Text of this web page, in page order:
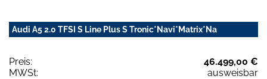
Audi A5 2.0 TFSI S Line Plus S Tronic*Navi*Matrix*Na
Preis:
46.499,00 €
MWSt:
ausweisbar